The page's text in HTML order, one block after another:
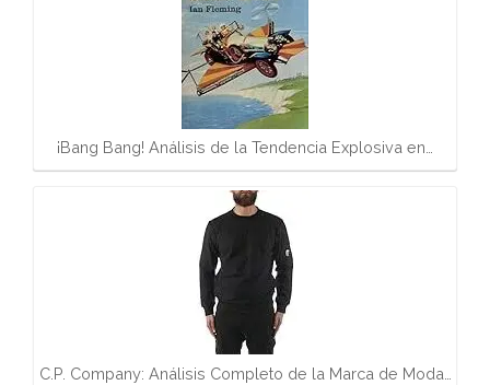
¡Bang Bang! Análisis de la Tendencia Explosiva en…
C.P. Company: Análisis Completo de la Marca de Moda…